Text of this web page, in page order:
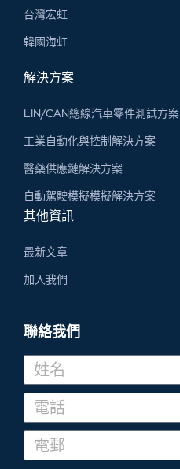
台灣宏虹
韓國海虹
解決方案
LIN/CAN總線汽車零件測試方案
工業自動化與控制解決方案
醫藥供應鏈解決方案
自動駕駛模擬模擬解決方案
其他資訊
最新文章
加入我們
聯絡我們